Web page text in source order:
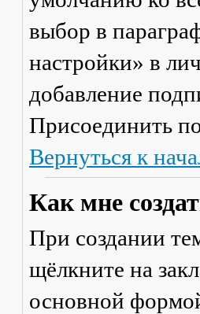
выбор в
настройки» в
добавление
Присоединить
Вернуться к
Как мне
При создании
щёлкните на
основной